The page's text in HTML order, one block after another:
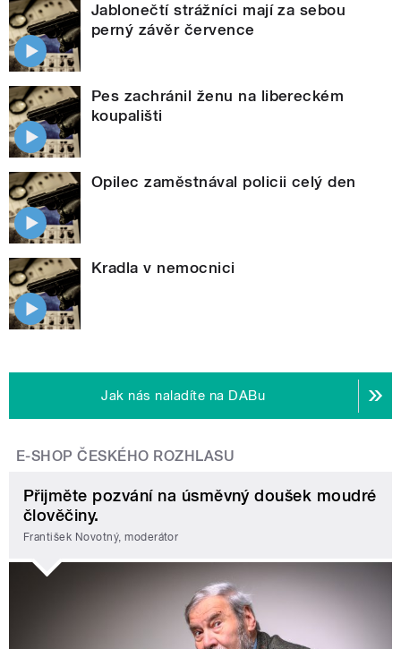
Jablonečtí strážníci mají za sebou
perný závěr července
Pes zachránil ženu na libereckém
koupališti
Opilec zaměstnával policii celý den
Kradla v nemocnici
Jak nás naladíte na DABu
E-SHOP ČESKÉHO ROZHLASU
Přijměte pozvání na úsměvný doušek moudré
člověčiny.
František Novotný, moderátor